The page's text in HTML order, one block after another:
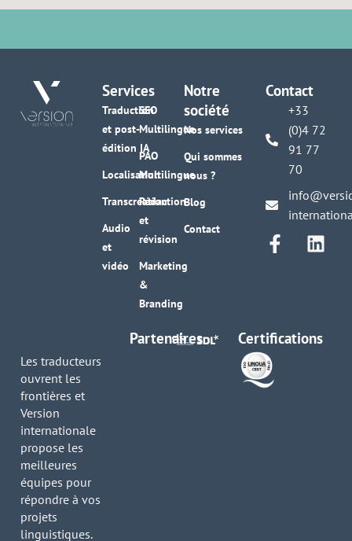
Services
Traduction
et post-
édition IA
Localisation
Transcréation
Audio
et
vidéo
SEO
Multilingue
PAO
Multilingue
Rédaction
et
révision
Marketing
&
Branding
Notre
société
Nos services
Qui sommes
nous ?
Blog
Contact
Contact
+33
(0)4 72
91 77
70
Les traducteurs
ouvrent les
frontières et
Version
internationale
propose les
meilleures
équipes pour
répondre à vos
projets
linguistiques.
Partenaires Certifications